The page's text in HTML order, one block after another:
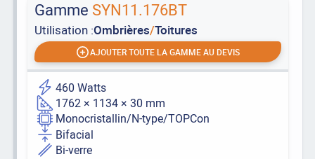
Gamme SYN11.176BT
Utilisation :Ombrières/Toitures
AJOUTER TOUTE LA GAMME AU DEVIS
460 Watts
1762 × 1134 × 30 mm
Monocristallin/N-type/TOPCon
Bifacial
Bi-verre